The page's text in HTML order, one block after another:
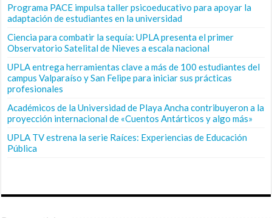
Programa PACE impulsa taller psicoeducativo para apoyar la
adaptación de estudiantes en la universidad
Ciencia para combatir la sequía: UPLA presenta el primer
Observatorio Satelital de Nieves a escala nacional
UPLA entrega herramientas clave a más de 100 estudiantes del
campus Valparaíso y San Felipe para iniciar sus prácticas
profesionales
Académicos de la Universidad de Playa Ancha contribuyeron a la
proyección internacional de «Cuentos Antárticos y algo más»
UPLA TV estrena la serie Raíces: Experiencias de Educación
Pública